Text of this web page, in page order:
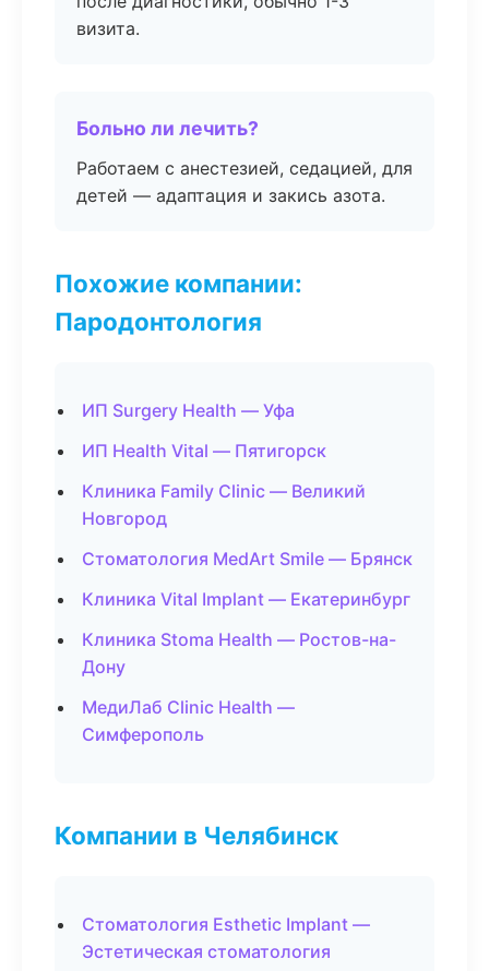
визита.
Больно ли лечить?
Работаем с анестезией, седацией, для
детей — адаптация и закись азота.
Похожие компании:
Пародонтология
ИП Surgery Health — Уфа
ИП Health Vital — Пятигорск
Клиника Family Clinic — Великий
Новгород
Стоматология MedArt Smile — Брянск
Клиника Vital Implant — Екатеринбург
Клиника Stoma Health — Ростов-на-
Дону
МедиЛаб Clinic Health —
Симферополь
Компании в Челябинск
Стоматология Esthetic Implant —
Эстетическая стоматология